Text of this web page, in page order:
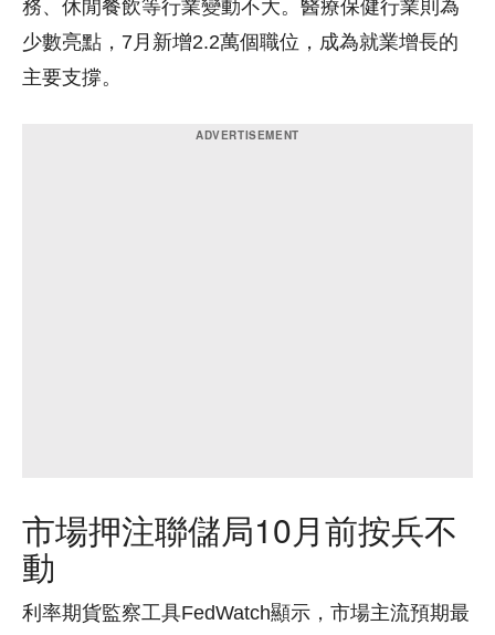
務、休閒餐飲等行業變動不大。醫療保健行業則為
少數亮點，7月新增2.2萬個職位，成為就業增長的
主要支撐。
市場押注聯儲局10月前按兵不
動
利率期貨監察工具FedWatch顯示，市場主流預期最